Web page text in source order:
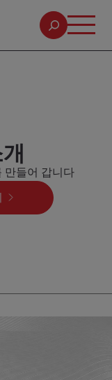
만들어 갑니다